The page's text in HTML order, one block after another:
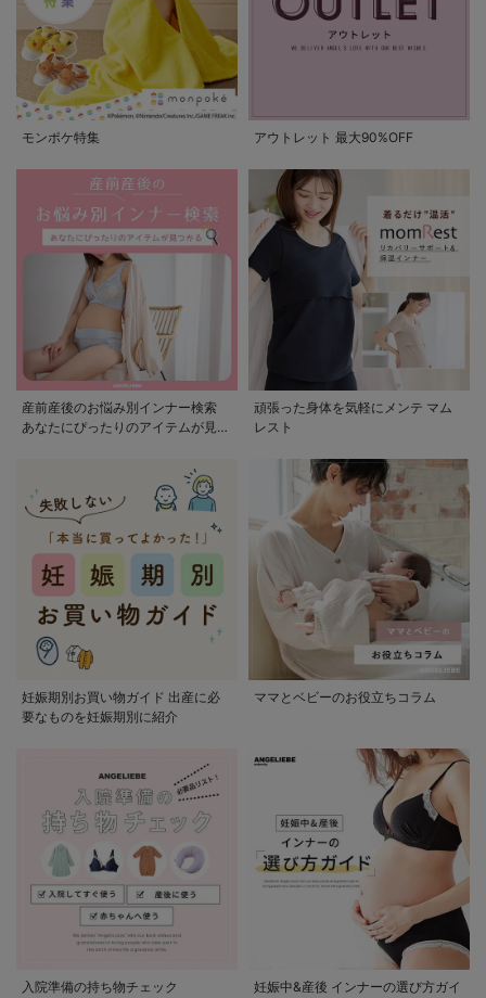
モンポケ特集 アウトレット 最大90%OFF
産前産後のお悩み別インナー検索
あなたにぴったりのアイテムが見つ
頑張った身体を気軽にメンテ マム
レスト
妊娠期別お買い物ガイド 出産に必
要なものを妊娠期別に紹介
ママとベビーのお役立ちコラム
入院準備の持ち物チェック 妊娠中&産後 インナーの選び方ガイ